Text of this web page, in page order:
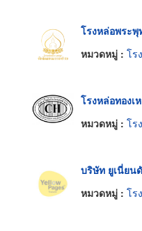
โรงหล่อพระ
หมวดหมู่ : โรง
โรงหล่อทองเ
หมวดหมู่ : โรง
บริษัท ยูเนี่ยน
หมวดหมู่ : โรง